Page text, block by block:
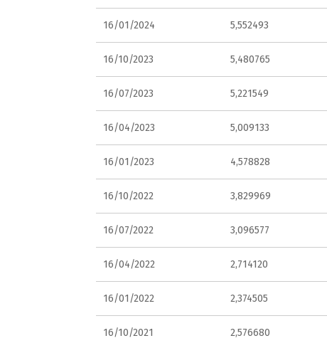
16/01/2024 5,552493
16/10/2023 5,480765
16/07/2023 5,221549
16/04/2023 5,009133
16/01/2023 4,578828
16/10/2022 3,829969
16/07/2022 3,096577
16/04/2022 2,714120
16/01/2022 2,374505
16/10/2021 2,576680